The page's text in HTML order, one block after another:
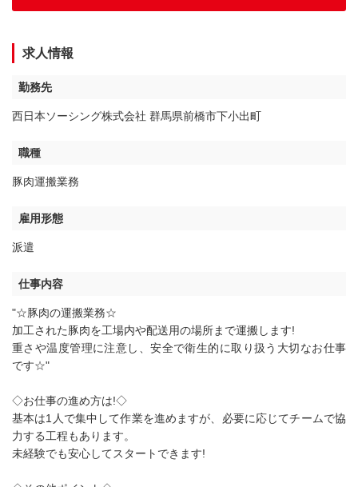
求人情報
勤務先
西日本ソーシング株式会社 群馬県前橋市下小出町
職種
豚肉運搬業務
雇用形態
派遣
仕事内容
"☆豚肉の運搬業務☆
加工された豚肉を工場内や配送用の場所まで運搬します!
重さや温度管理に注意し、安全で衛生的に取り扱う大切なお仕事
です☆"
◇お仕事の進め方は!◇
基本は1人で集中して作業を進めますが、必要に応じてチームで協
力する工程もあります。
未経験でも安心してスタートできます!